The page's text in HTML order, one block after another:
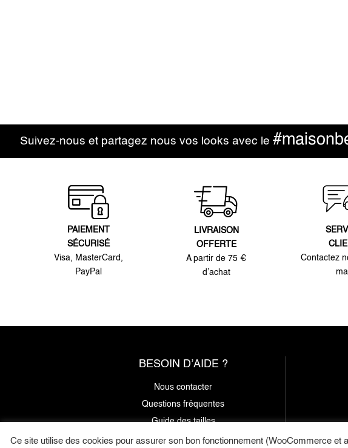
Suivez-nous et partagez nous vos looks avec le
PAIEMENT
SÉCURISÉ
Visa, MasterCard,
PayPal
LIVRAISON
OFFERTE
A partir de 75 €
d’achat
Contactez
BESOIN D’AIDE ?
Nous contacter
Questions fréquentes
Guide des tailles
Ce site utilise des cookies pour assurer son bon fonctionnement (WooCommerce